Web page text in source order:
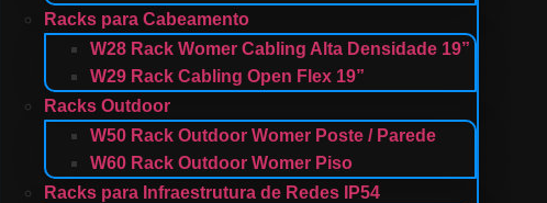
Racks para Cabeamento
W28 Rack Womer Cabling Alta Densidade 19”
W29 Rack Cabling Open Flex 19”
Racks Outdoor
W50 Rack Outdoor Womer Poste / Parede
W60 Rack Outdoor Womer Piso
Racks para Infraestrutura de Redes IP54